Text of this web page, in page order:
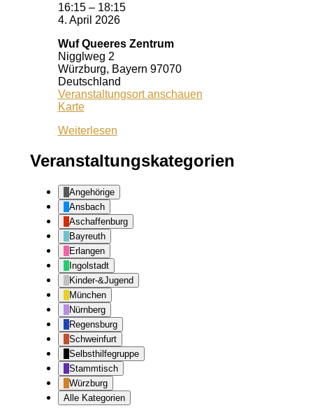
16:15 – 18:15
4. April 2026
Wuf Queeres Zentrum
Nigglweg 2
Würzburg, Bayern 97070
Deutschland
Veranstaltungsort anschauen
KarteWuf
Zentrum
Weiterlesen
Veranstaltungskategorien
Angehörige
Ansbach
Aschaffenburg
Bayreuth
Erlangen
Ingolstadt
Kinder-&Jugend
München
Nürnberg
Regensburg
Schweinfurt
Selbsthilfegruppe
Stammtisch
Würzburg
Alle Kategorien